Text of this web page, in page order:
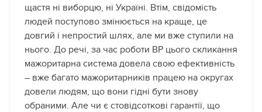
щастя ні виборцю, ні Україні. Втім, свідомість
людей поступово змінюється на краще, це
довгий і непростий шлях, але ми вже ступили на
нього. До речі, за час роботи ВР цього скликання
мажоритарна система довела свою ефективність
– вже багато мажоритарників працею на округах
довели людям, що вони гідні бути знову
обраними. Але чи є стовідсоткові гарантії, що